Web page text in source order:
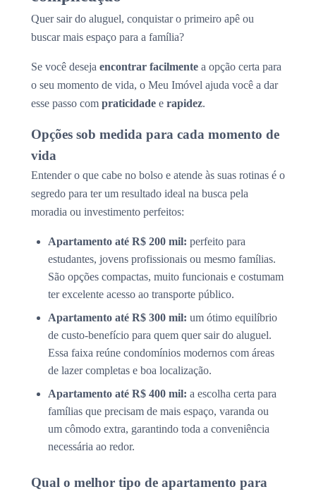
Quer sair do aluguel, conquistar o primeiro apê ou
buscar mais espaço para a família?
Se você deseja encontrar facilmente a opção certa para
o seu momento de vida, o Meu Imóvel ajuda você a dar
esse passo com praticidade e rapidez.
Opções sob medida para cada momento de
vida
Entender o que cabe no bolso e atende às suas rotinas é o
segredo para ter um resultado ideal na busca pela
moradia ou investimento perfeitos:
Apartamento até R$ 200 mil: perfeito para
estudantes, jovens profissionais ou mesmo famílias.
São opções compactas, muito funcionais e costumam
ter excelente acesso ao transporte público.
Apartamento até R$ 300 mil: um ótimo equilíbrio
de custo-benefício para quem quer sair do aluguel.
Essa faixa reúne condomínios modernos com áreas
de lazer completas e boa localização.
Apartamento até R$ 400 mil: a escolha certa para
famílias que precisam de mais espaço, varanda ou
um cômodo extra, garantindo toda a conveniência
necessária ao redor.
Qual o melhor tipo de apartamento para